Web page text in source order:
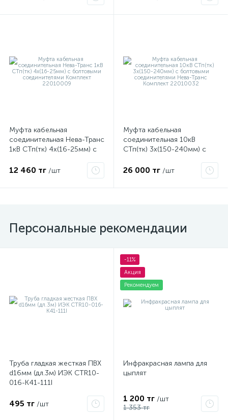
Муфта кабельная
соединительная Нева-Транс
1кВ СТп(тк) 4х(16-25мм) с
Комплект 22010009
12 460 тг /шт
Муфта кабельная
соединительная 10кВ
СТп(тк) 3х(150-240мм) с
Нева-Транс Комплект
26 000 тг /шт
Персональные рекомендации
Труба гладкая жесткая ПВХ
d16мм (дл.3м) ИЭК CTR10-
016-K41-111I
495 тг /шт
-11%
Акция
Рекомендуем
Инфракрасная лампа для
цыплят
1 200 тг /шт
1 353 тг